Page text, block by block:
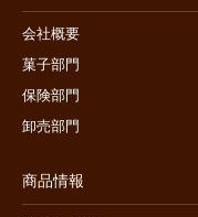
会社概要
菓子部門
保険部門
卸売部門
商品情報